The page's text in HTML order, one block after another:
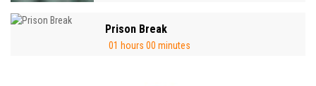
Prison Break
01 hours 00 minutes